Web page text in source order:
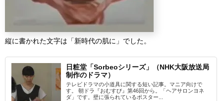
縦に書かれた文字は「新時代の肌に」でした。
日粧堂「Sorbeoシリーズ」（NHK大阪放送局
制作のドラマ）
テレビドラマの小道具に関する短い記事。マニア向けで
す。 朝ドラ『おむすび』第46回から。「ヘアサロンヨネ
ダ」です。壁に張られているポスター...